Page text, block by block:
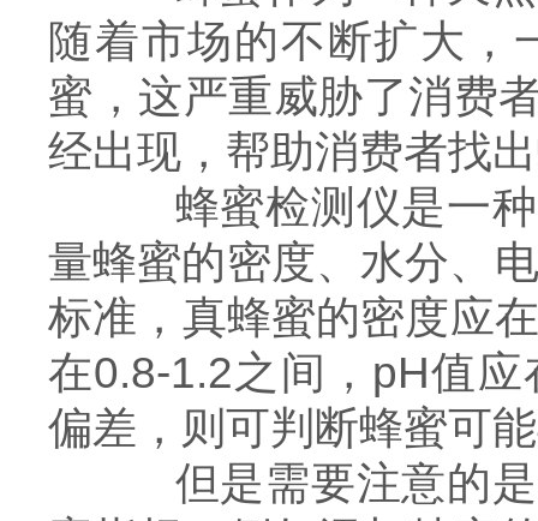
随着市场的不断扩大，
蜜，这严重威胁了消费
经出现，帮助消费者找
蜂蜜检测仪是一种
量蜂蜜的密度、水分、
标准，真蜂蜜的密度应
在0.8-1.2之间，pH值
偏差，则可判断蜂蜜可
但是需要注意的是